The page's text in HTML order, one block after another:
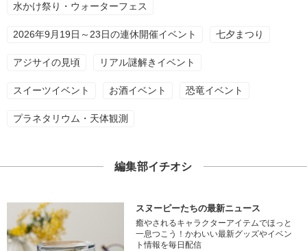
水かけ祭り・ウォーターフェス
2026年9月19日～23日の連休開催イベント 七夕まつり
アジサイの見頃 リアル謎解きイベント
スイーツイベント お酒イベント 恐竜イベント
プラネタリウム・天体観測
編集部イチオシ
スヌーピーたちの最新ニュース
癒やされるキャラクターアイテムでほっと
一息つこう！かわいい最新グッズやイベン
ト情報を毎日配信